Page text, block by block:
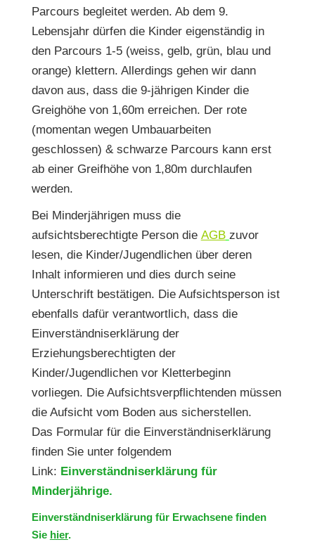
Parcours begleitet werden. Ab dem 9.
Lebensjahr dürfen die Kinder eigenständig in
den Parcours 1-5 (weiss, gelb, grün, blau und
orange) klettern. Allerdings gehen wir dann
davon aus, dass die 9-jährigen Kinder die
Greighöhe von 1,60m erreichen. Der rote
(momentan wegen Umbauarbeiten
geschlossen) & schwarze Parcours kann erst
ab einer Greifhöhe von 1,80m durchlaufen
werden.
Bei Minderjährigen muss die
aufsichtsberechtigte Person die AGB zuvor
lesen, die Kinder/Jugendlichen über deren
Inhalt informieren und dies durch seine
Unterschrift bestätigen. Die Aufsichtsperson ist
ebenfalls dafür verantwortlich, dass die
Einverständniserklärung der
Erziehungsberechtigten der
Kinder/Jugendlichen vor Kletterbeginn
vorliegen. Die Aufsichtsverpflichtenden müssen
die Aufsicht vom Boden aus sicherstellen.
Das Formular für die Einverständniserklärung
finden Sie unter folgendem
Link: Einverständniserklärung für
Minderjährige.
Einverständniserklärung für Erwachsene finden
Sie hier.